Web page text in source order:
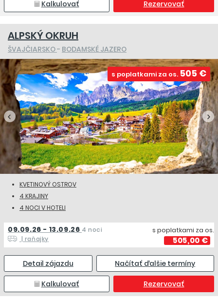
Kalkulovať Rezervovať
ALPSKÝ OKRUH
ŠVAJČIARSKO- BODAMSKÉ JAZERO
s poplatkami za os. 505 €
KVETINOVÝ OSTROV
4 KRAJINY
4 NOCI V HOTELI
09.09.26 - 13.09.26 4 noci
| raňajky
s poplatkami za os.
505,00 €
Detail zájazdu Načítať ďalšie termíny
Kalkulovať Rezervovať